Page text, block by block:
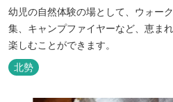
幼児の自然体験の場として、ウォー
集、キャンプファイヤーなど、恵ま
楽しむことができます。
北勢